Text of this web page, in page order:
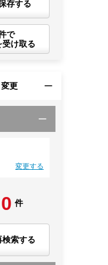
存する
で
受け取る
更
変更する
0 件
検索する